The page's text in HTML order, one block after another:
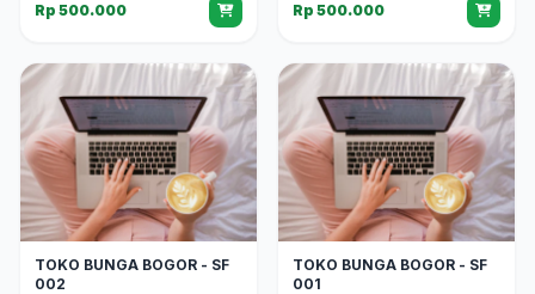
Rp 500.000 Rp 500.000
TOKO BUNGA BOGOR - SF
002
TOKO BUNGA BOGOR - SF
001